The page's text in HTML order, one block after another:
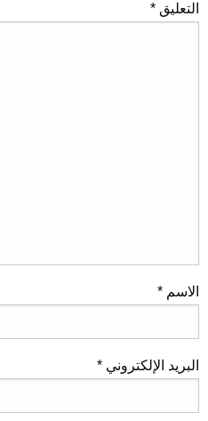
التعليق *
الاسم *
البريد الإلكتروني *